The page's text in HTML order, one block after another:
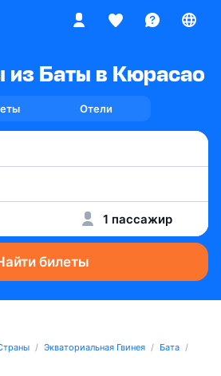
из Баты в Кюрасао
Отели
1 пассажир
билеты
Экваториальная Гвинея
Бата